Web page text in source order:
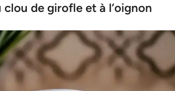
de girofle et à l’oignon